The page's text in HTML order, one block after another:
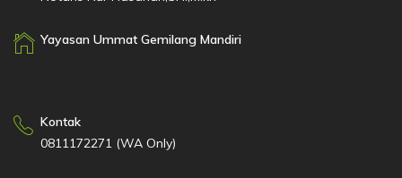
0811172271 (WA Only)